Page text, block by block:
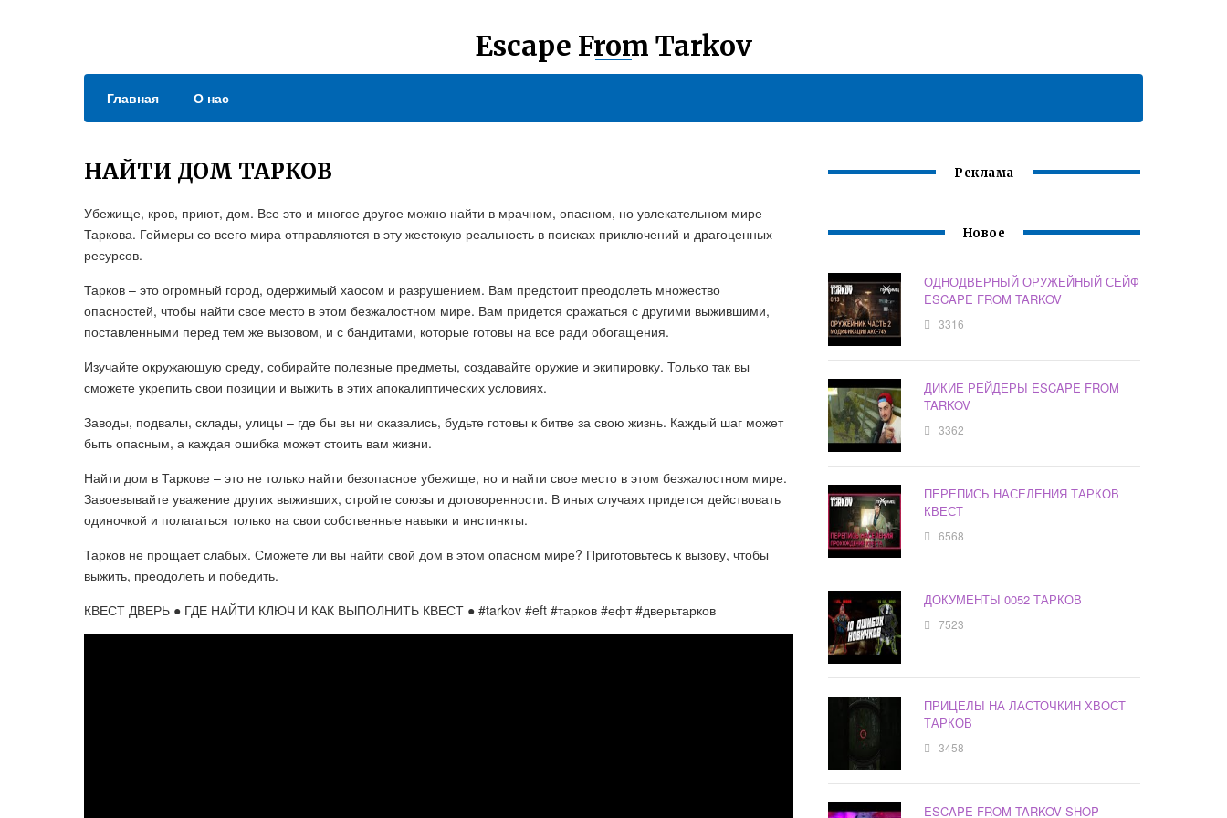
Escape From Tarkov
Главная О нас
НАЙТИ ДОМ ТАРКОВ
Убежище, кров, приют, дом. Все это и многое другое можно найти в мрачном, опасном, но увлекательном мире
Таркова. Геймеры со всего мира отправляются в эту жестокую реальность в поисках приключений и драгоценных
ресурсов.
Тарков – это огромный город, одержимый хаосом и разрушением. Вам предстоит преодолеть множество
опасностей, чтобы найти свое место в этом безжалостном мире. Вам придется сражаться с другими выжившими,
поставленными перед тем же вызовом, и с бандитами, которые готовы на все ради обогащения.
Изучайте окружающую среду, собирайте полезные предметы, создавайте оружие и экипировку. Только так вы
сможете укрепить свои позиции и выжить в этих апокалиптических условиях.
Заводы, подвалы, склады, улицы – где бы вы ни оказались, будьте готовы к битве за свою жизнь. Каждый шаг может
быть опасным, а каждая ошибка может стоить вам жизни.
Найти дом в Таркове – это не только найти безопасное убежище, но и найти свое место в этом безжалостном мире.
Завоевывайте уважение других выживших, стройте союзы и договоренности. В иных случаях придется действовать
одиночкой и полагаться только на свои собственные навыки и инстинкты.
Тарков не прощает слабых. Сможете ли вы найти свой дом в этом опасном мире? Приготовьтесь к вызову, чтобы
выжить, преодолеть и победить.
КВЕСТ ДВЕРЬ ● ГДЕ НАЙТИ КЛЮЧ И КАК ВЫПОЛНИТЬ КВЕСТ ● #tarkov #eft #тарков #ефт #дверьтарков
Реклама
Новое
ОДНОДВЕРНЫЙ ОРУЖЕЙНЫЙ СЕЙФ
ESCAPE FROM TARKOV
3316
ДИКИЕ РЕЙДЕРЫ ESCAPE FROM
TARKOV
3362
ПЕРЕПИСЬ НАСЕЛЕНИЯ ТАРКОВ
КВЕСТ
6568
ДОКУМЕНТЫ 0052 ТАРКОВ
7523
ПРИЦЕЛЫ НА ЛАСТОЧКИН ХВОСТ
ТАРКОВ
3458
ESCAPE FROM TARKOV SHOP